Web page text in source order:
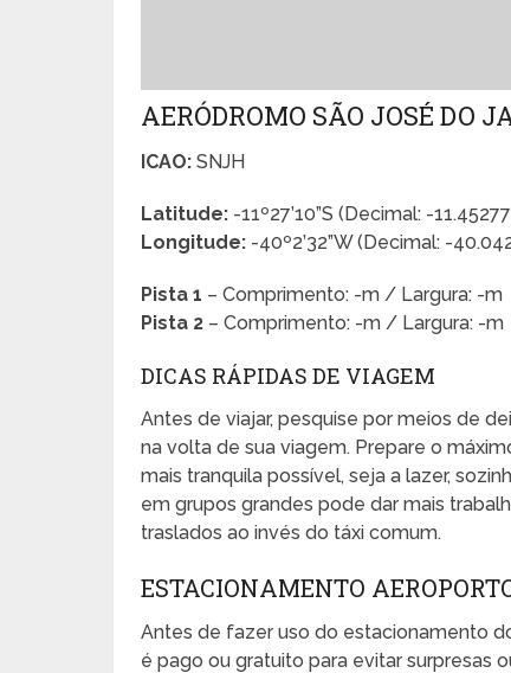
AERÓDROMO SÃO JOSÉ DO
ICAO: SNJH
Latitude: -11º27’10”S (Decimal: -
Longitude: -40º2’32”W (Decimal: -
Pista 1 – Comprimento: -m / Largura: -m
Pista 2 – Comprimento: -m / Largura: -m
DICAS RÁPIDAS DE VIAGEM
Antes de viajar, pesquise por meios de
na volta de sua viagem. Prepare o
mais tranquila possível, seja a lazer,
em grupos grandes pode dar mais
traslados ao invés do táxi comum.
ESTACIONAMENTO
Antes de fazer uso do estacionamento
é pago ou gratuito para evitar surpresas